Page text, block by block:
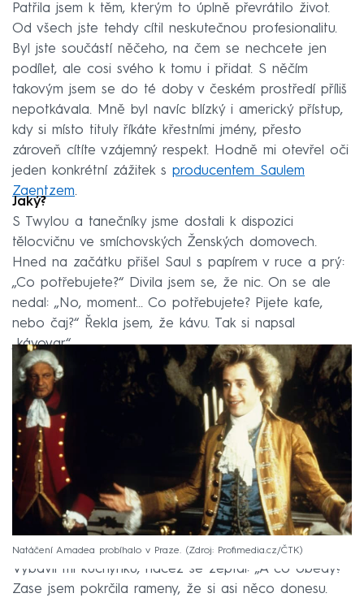
Patřila jsem k těm, kterým to úplně převrátilo život.
Od všech jste tehdy cítil neskutečnou profesionalitu.
Byl jste součástí něčeho, na čem se nechcete jen
podílet, ale cosi svého k tomu i přidat. S něčím
takovým jsem se do té doby v českém prostředí příliš
nepotkávala. Mně byl navíc blízký i americký přístup,
kdy si místo tituly říkáte křestními jmény, přesto
zároveň cítíte vzájemný respekt. Hodně mi otevřel oči
jeden konkrétní zážitek s producentem Saulem
Zaentzem.
Jaký?
S Twylou a tanečníky jsme dostali k dispozici
tělocvičnu ve smíchovských Ženských domovech.
Hned na začátku přišel Saul s papírem v ruce a prý:
„Co potřebujete?“ Divila jsem se, že nic. On se ale
nedal: „No, moment… Co potřebujete? Pijete kafe,
nebo čaj?“ Řekla jsem, že kávu. Tak si napsal
„kávovar“.
Natáčení Amadea probíhalo v Praze. Zdroj: Profimedia.cz/ČTK
Vybavil mi kuchyňku, načež se zeptal: „A co obědy?“
Zase jsem pokrčila rameny, že si asi něco donesu.